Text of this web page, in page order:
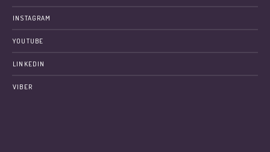
INSTAGRAM
YOUTUBE
LINKEDIN
VIBER